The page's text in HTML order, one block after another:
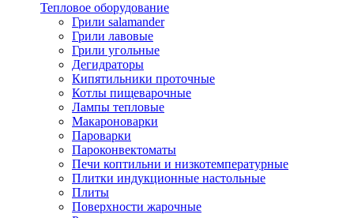
Тепловое оборудование
Грили salamander
Грили лавовые
Грили угольные
Дегидраторы
Кипятильники проточные
Котлы пищеварочные
Лампы тепловые
Макароноварки
Пароварки
Пароконвектоматы
Печи коптильни и низкотемпературные
Плитки индукционные настольные
Плиты
Поверхности жарочные